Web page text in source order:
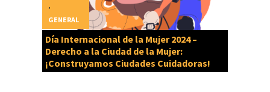
Día Internacional de la Mujer 2024 –
Derecho a la Ciudad de la Mujer:
¡Construyamos Ciudades Cuidadoras!
,
GENERAL